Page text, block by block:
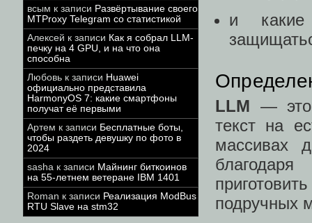
всым к записи Развёртывание своего
MTProxy Telegram со статистикой
Алексей к записи Как я собрал LLM-
печку на 4 GPU, и на что она
способна
Любовь к записи Huawei
официально представила
HarmonyOS 7: какие смартфоны
получат её первыми
Артем к записи Бесплатные боты,
чтобы раздеть девушку по фото в
2024
sasha к записи Майнинг биткоинов
на 55-летнем ветеране IBM 1401
Roman к записи Реализация ModBus
RTU Slave на stm32
и какие
LLM — это
текст на
массивах
подручных